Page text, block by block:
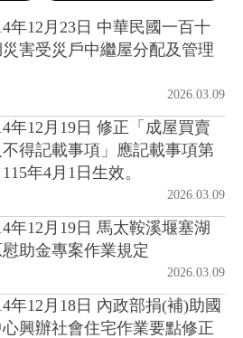
研究獎勵
房地產年鑑
電子報
相關連結
年12月23日 中華民國一百十
害受災戶中繼屋分配及管理
2026.03.09
年12月19日 修正「成屋買賣
得記載事項」應記載事項第
年4月1日生效。
2026.03.09
年12月19日 馬太鞍溪堰塞湖
助金專案作業規定
2026.03.09
年12月18日 內政部捐(補)助國
興辦社會住宅作業要點修正